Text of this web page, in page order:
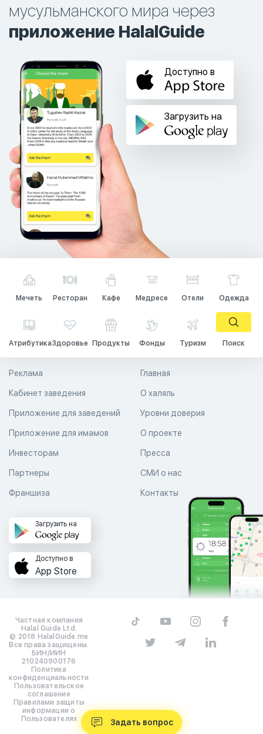
Задать вопрос
мусульманского мира через
приложение HalalGuide
Доступно в
Загрузить на
Мечеть Ресторан Кафе Медресе Отели Одежда
АтрибутикаЗдоровье Продукты Фонды Туризм Поиск
Главная
О халяль
Уровни доверия
Реклама
Кабинет заведения
Приложение для заведений
Приложение для имамов О проекте
Пресса
СМИ о нас
Контакты
Инвесторам
Партнеры
Франшиза
Загрузить на
Доступно в
App Store
Частная компания
Halal Guide Ltd.
© 2018 HalalGuide.me
Все права защищены.
БИН/ИИН
210240900176
Политика
конфиденциальности
Пользовательское
соглашение
Правилами защиты
информации о
Пользователях